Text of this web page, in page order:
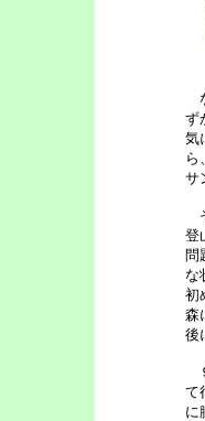
ず
気
ら
サ
登
問
な
初
森
後
て
に